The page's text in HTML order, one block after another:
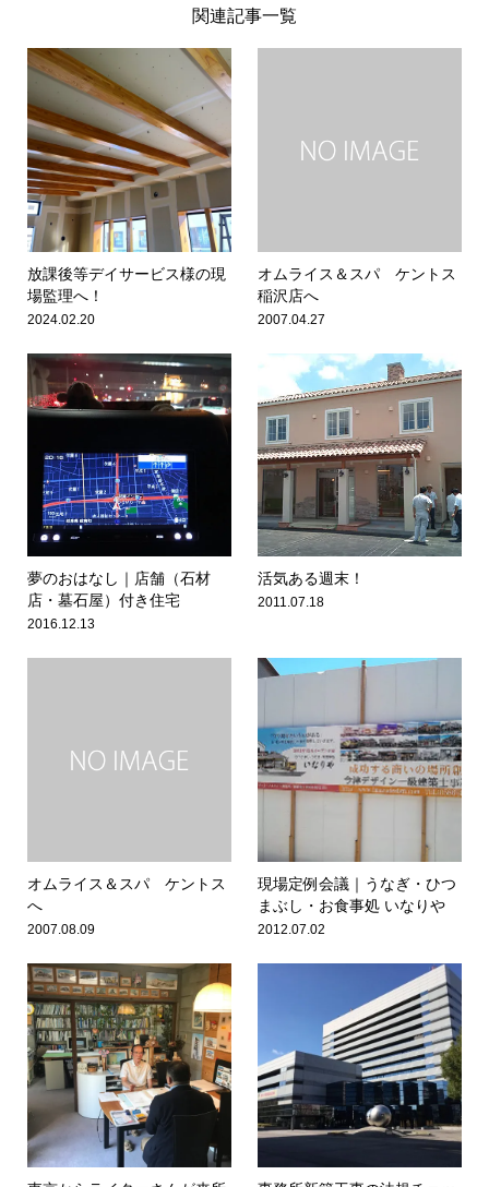
関連記事一覧
放課後等デイサービス様の現
場監理へ！
2024.02.20
オムライス＆スパ ケントス
稲沢店へ
2007.04.27
夢のおはなし｜店舗（石材
店・墓石屋）付き住宅
2016.12.13
活気ある週末！
2011.07.18
オムライス＆スパ ケントス
へ
2007.08.09
現場定例会議｜うなぎ・ひつ
まぶし・お食事処 いなりや
2012.07.02